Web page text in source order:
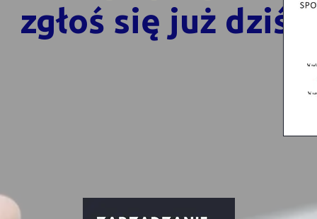
zgłoś się już dziś.